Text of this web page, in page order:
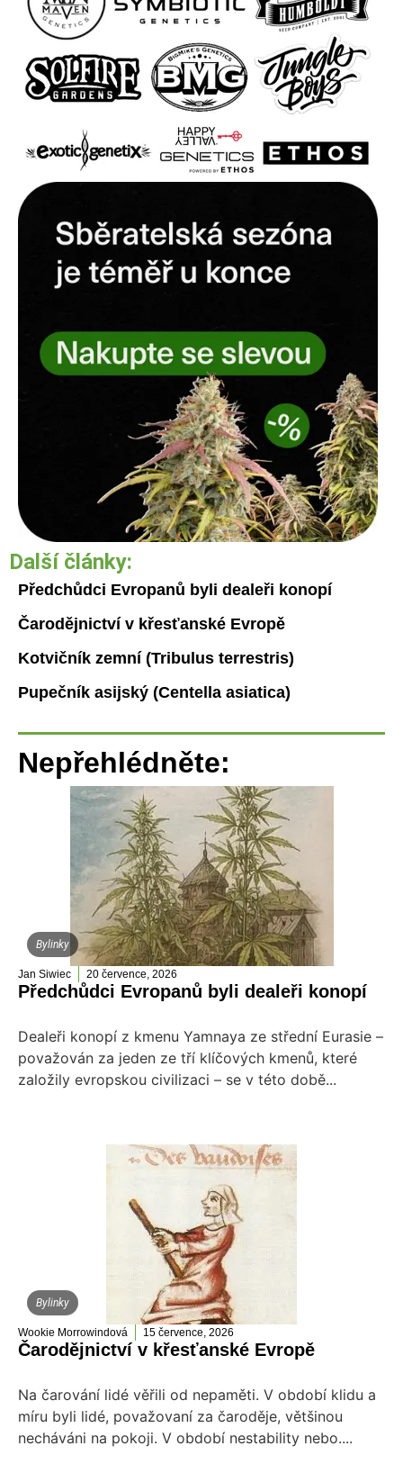
Další články:
Předchůdci Evropanů byli dealeři konopí
Čarodějnictví v křesťanské Evropě
Kotvičník zemní (Tribulus terrestris)
Pupečník asijský (Centella asiatica)
Nepřehlédněte:
Bylinky
Jan Siwiec 20 července, 2026
Předchůdci Evropanů byli dealeři konopí
Dealeři konopí z kmenu Yamnaya ze střední Eurasie –
považován za jeden ze tří klíčových kmenů, které
založily evropskou civilizaci – se v této době...
Bylinky
Wookie Morrowindová 15 července, 2026
Čarodějnictví v křesťanské Evropě
Na čarování lidé věřili od nepaměti. V období klidu a
míru byli lidé, považovaní za čaroděje, většinou
necháváni na pokoji. V období nestability nebo....